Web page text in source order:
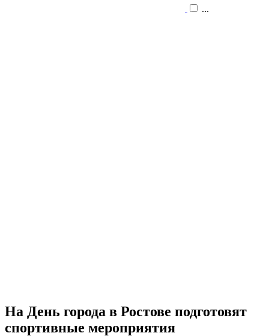
...
На День города в Ростове подготовят
спортивные мероприятия